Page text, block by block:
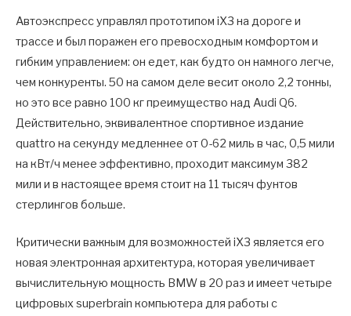
Автоэкспресс управлял прототипом iX3 на дороге и
трассе и был поражен его превосходным комфортом и
гибким управлением: он едет, как будто он намного легче,
чем конкуренты. 50 на самом деле весит около 2,2 тонны,
но это все равно 100 кг преимущество над Audi Q6.
Действительно, эквивалентное спортивное издание
quattro на секунду медленнее от 0-62 миль в час, 0,5 мили
на кВт/ч менее эффективно, проходит максимум 382
мили и в настоящее время стоит на 11 тысяч фунтов
стерлингов больше.
Критически важным для возможностей iX3 является его
новая электронная архитектура, которая увеличивает
вычислительную мощность BMW в 20 раз и имеет четыре
цифровых superbrain компьютера для работы с